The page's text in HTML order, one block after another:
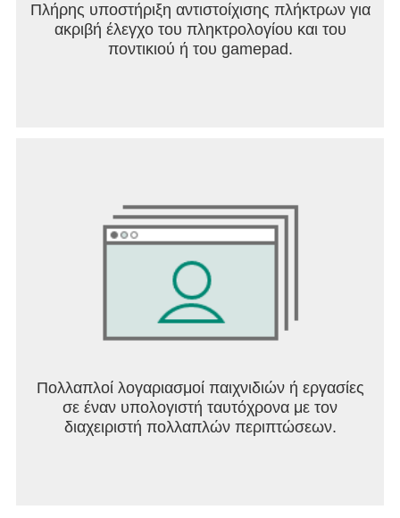
Πλήρης υποστήριξη αντιστοίχισης πλήκτρων για
ακριβή έλεγχο του πληκτρολογίου και του
ποντικιού ή του gamepad.
Πολλαπλοί λογαριασμοί παιχνιδιών ή εργασίες
σε έναν υπολογιστή ταυτόχρονα με τον
διαχειριστή πολλαπλών περιπτώσεων.